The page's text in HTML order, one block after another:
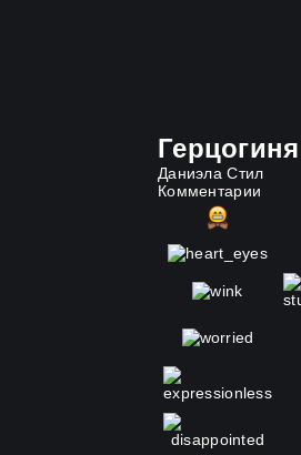
Герцогиня
Даниэла Стил
Комментарии